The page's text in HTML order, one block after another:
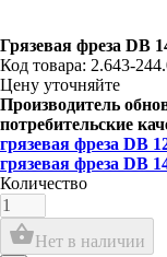
Грязевая фреза DB
Код товара: 2.643-
Цену уточняйте
Производитель
потребительские
грязевая фреза DB
грязевая фреза DB
Количество
shopping_basketНет в наличии